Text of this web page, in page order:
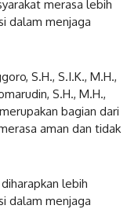
merasa lebih
dalam menjaga
S.H., S.I.K., M.H.,
S.H., M.H.,
bagian dari
aman dan tidak
lebih
dalam menjaga